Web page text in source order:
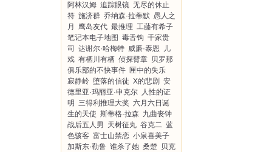
阿林汉姆 追踪眼镜 无尽的休止
符 施济群 乔纳森·拉蒂默 愚人之
月
鹰岛友代 最推理 工藤有希子
笔记本电子地图 毒舌钩 千家贵
司
达谢尔·哈梅特 威廉·泰恩
儿
戏 有栖川有栖 侦探臂章 贝罗那
俱乐部的不快事件 匣中的失乐
寂静岭 堕落的信徒 X的悲剧 安
德里亚·玛丽亚·申克尔 人性的证
明 三得利推理大奖 六月六日诞
生的天使 斯蒂格·拉森 九曲丧钟
战后五人男 天树征丸 谷克二 蓝
色骇客 富士山禁恋 小泉喜美子
加斯东·勒鲁 谁杀了她 桑楚 贝克